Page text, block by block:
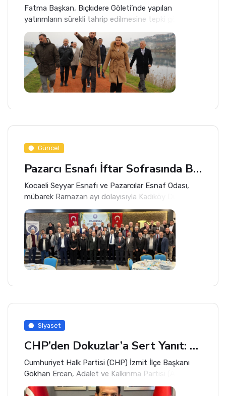
Fatma Başkan, Bıçkıdere Göleti’nde yapılan
yatırımların sürekli tahrip edilmesine tepki gösterdi.
Güncel
Pazarcı Esnafı İftar Sofrasında Buluştu
Kocaeli Seyyar Esnafı ve Pazarcılar Esnaf Odası,
mübarek Ramazan ayı dolayısıyla Kadıköy Düğün
Salonu’nda pazarcı esnafı ve ailelerine yönelik geniş
katılımlı bir iftar programı düzenledi.
Siyaset
CHP’den Dokuzlar’a Sert Yanıt: 8530 Günü De Say
Cumhuriyet Halk Partisi (CHP) İzmit İlçe Başkanı
Gökhan Ercan, Adalet ve Kalkınma Partisi (AK Parti)
İzmit İlçe Başkanı Halil Güngör Dokuzlar’ın